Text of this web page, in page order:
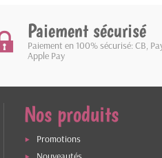
Paiement sécurisé
Paiement en 100% sécurisé: CB,
Apple Pay
Nos produits
Promotions